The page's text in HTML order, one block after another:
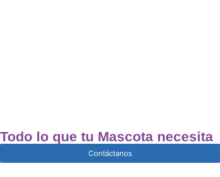
Todo lo que tu Mascota necesita
Contáctanos